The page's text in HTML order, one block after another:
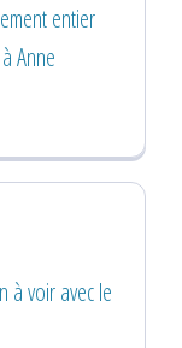
entier
Anne
à voir avec le